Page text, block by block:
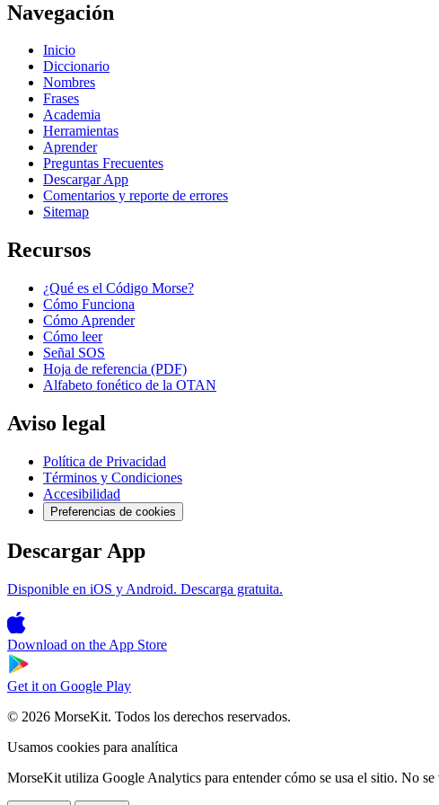
Navegación
Inicio
Diccionario
Nombres
Frases
Academia
Herramientas
Aprender
Preguntas Frecuentes
Descargar App
Comentarios y reporte de errores
Sitemap
Recursos
¿Qué es el Código Morse?
Cómo Funciona
Cómo Aprender
Cómo leer
Señal SOS
Hoja de referencia (PDF)
Alfabeto fonético de la OTAN
Aviso legal
Política de Privacidad
Términos y Condiciones
Accesibilidad
Preferencias de cookies
Descargar App
Disponible en iOS y Android. Descarga gratuita.
Download on the App Store
Get it on Google Play
© 2026 MorseKit. Todos los derechos reservados.
Usamos cookies para analítica
MorseKit utiliza Google Analytics para entender cómo se usa el sitio. No